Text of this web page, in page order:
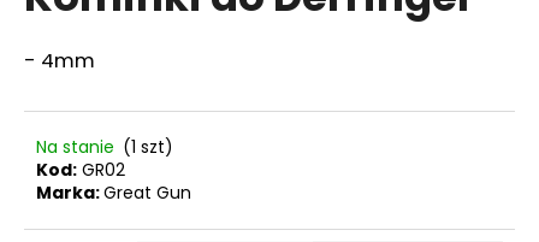
- 4mm
Na stanie (1 szt)
Kod: GR02
Marka:Great Gun
P
o